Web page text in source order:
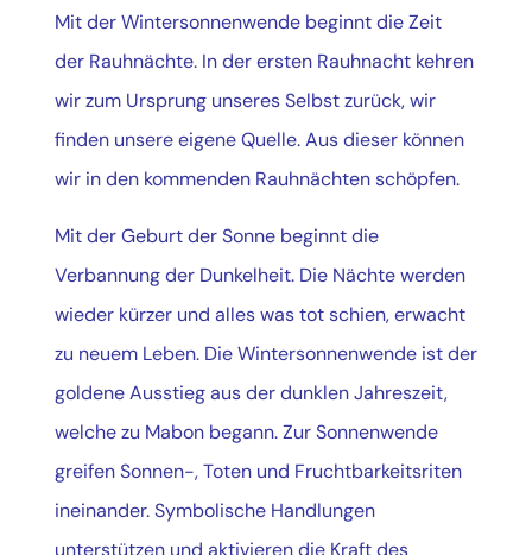
Mit der Wintersonnenwende beginnt die Zeit
der Rauhnächte. In der ersten Rauhnacht kehren
wir zum Ursprung unseres Selbst zurück, wir
finden unsere eigene Quelle. Aus dieser können
wir in den kommenden Rauhnächten schöpfen.
Mit der Geburt der Sonne beginnt die
Verbannung der Dunkelheit. Die Nächte werden
wieder kürzer und alles was tot schien, erwacht
zu neuem Leben. Die Wintersonnenwende ist der
goldene Ausstieg aus der dunklen Jahreszeit,
welche zu Mabon begann. Zur Sonnenwende
greifen Sonnen-, Toten und Fruchtbarkeitsriten
ineinander. Symbolische Handlungen
unterstützen und aktivieren die Kraft des